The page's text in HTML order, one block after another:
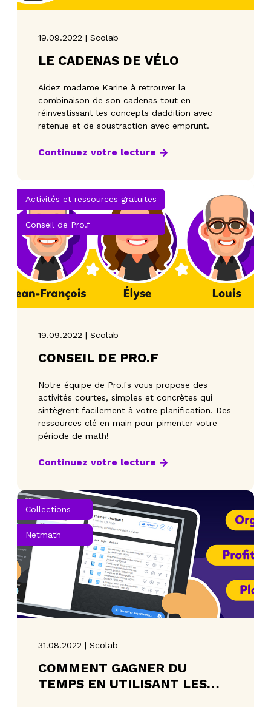
19.09.2022 | Scolab
LE CADENAS DE VÉLO
Aidez madame Karine à retrouver la
combinaison de son cadenas tout en
réinvestissant les concepts daddition avec
retenue et de soustraction avec emprunt.
Continuez votre lecture
Activités et ressources gratuites
Conseil de Pro.f
19.09.2022 | Scolab
CONSEIL DE PRO.F
Notre équipe de Pro.fs vous propose des
activités courtes, simples et concrètes qui
sintègrent facilement à votre planification. Des
ressources clé en main pour pimenter votre
période de math!
Continuez votre lecture
Collections
Netmath
31.08.2022 | Scolab
COMMENT GAGNER DU
TEMPS EN UTILISANT LES